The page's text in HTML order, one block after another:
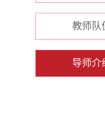
教师队
导师介